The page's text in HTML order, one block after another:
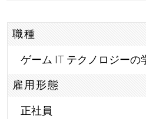
職種
ゲーム IT テクノロジー
雇用形態
正社員